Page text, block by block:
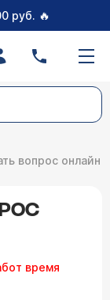
руб. 🔥
вопрос онлайн
время